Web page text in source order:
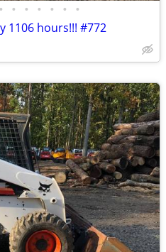
• • • • • • •
1106 hours!!! #772